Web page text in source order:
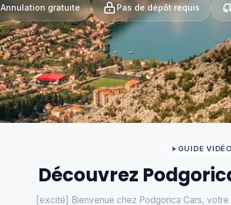
Annulation gratuite Pas de dépôt requis
GUIDE
Découvrez
[excité] Bienvenue chez Podgorica Cars,